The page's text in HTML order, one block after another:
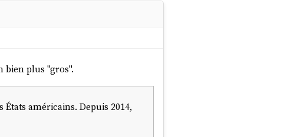
bien plus "gros".
américains. Depuis 2014,